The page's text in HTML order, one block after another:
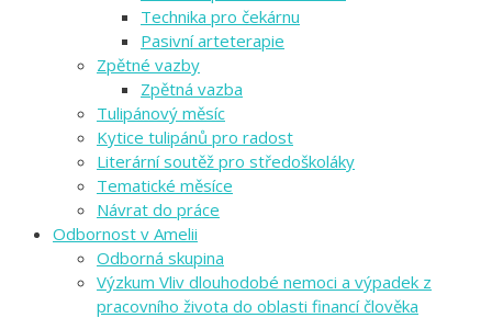
Technika pro čekárnu
Pasivní arteterapie
Zpětné vazby
Zpětná vazba
Tulipánový měsíc
Kytice tulipánů pro radost
Literární soutěž pro středoškoláky
Tematické měsíce
Návrat do práce
Odbornost v Amelii
Odborná skupina
Výzkum Vliv dlouhodobé nemoci a výpadek z
pracovního života do oblasti financí člověka